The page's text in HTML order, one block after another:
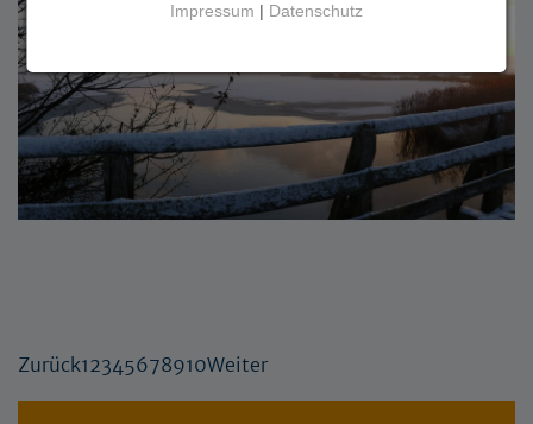
Zurück12345678910Weiter
Impressum | Datenschutz